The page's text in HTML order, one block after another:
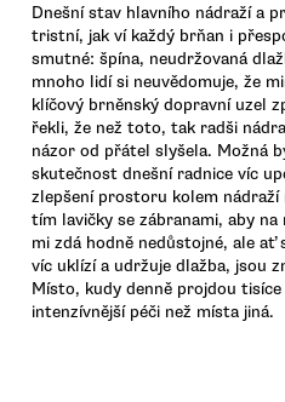
Dnešní stav hlavního nádraží a
tristní, jak ví každý brňan i
smutné: špína, neudržovaná
mnoho lidí si neuvědomuje, že
klíčový brněnský dopravní uzel
řekli, že než toto, tak radši
názor od přátel slyšela. Možná
skutečnost dnešní radnice víc
zlepšení prostoru kolem nádraží
tím lavičky se zábranami, aby
mi zdá hodně nedůstojné, ale ať
víc uklízí a udržuje dlažba, jsou
Místo, kudy denně projdou
intenzívnější péči než místa jiná.